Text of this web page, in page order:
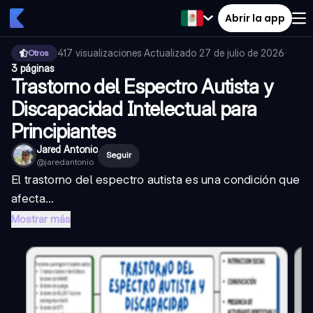
Abrir la app
Otros 417 visualizaciones·Actualizado 27 de julio de 2026·
3 páginas
Trastorno del Espectro Autista y
Discapacidad Intelectual para
Principiantes
Jared Antonio
@jaredantonio
Seguir
El trastorno del espectro autista es una condición que
afecta...
Mostrar más